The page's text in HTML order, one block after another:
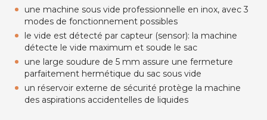
une machine sous vide professionnelle en inox, avec 3
modes de fonctionnement possibles
le vide est détecté par capteur (sensor): la machine
détecte le vide maximum et soude le sac
une large soudure de 5 mm assure une fermeture
parfaitement hermétique du sac sous vide
un réservoir externe de sécurité protège la machine
des aspirations accidentelles de liquides